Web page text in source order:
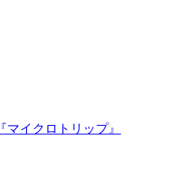
マイクロトリップ』